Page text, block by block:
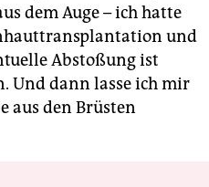
dem Auge – ich hatte
und
Abstoßung ist
Und dann lasse ich mir
aus den Brüsten